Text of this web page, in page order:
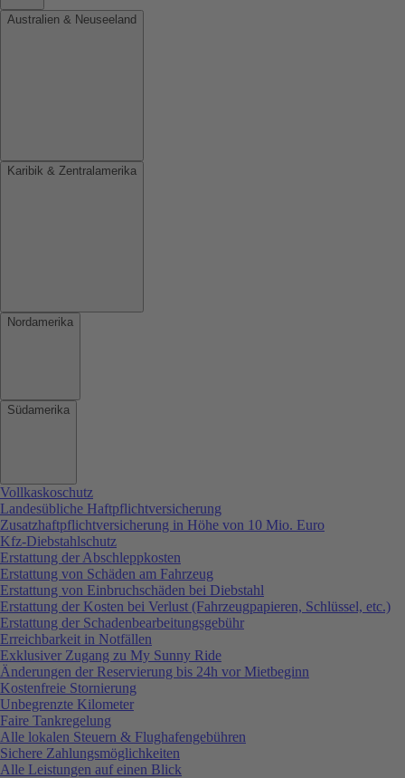
Australien & Neuseeland
Karibik & Zentralamerika
Nordamerika
Südamerika
Vollkaskoschutz
Landesübliche Haftpflichtversicherung
Zusatzhaftpflichtversicherung in Höhe von 10 Mio. Euro
Kfz-Diebstahlschutz
Erstattung der Abschleppkosten
Erstattung von Schäden am Fahrzeug
Erstattung von Einbruchschäden bei Diebstahl
Erstattung der Kosten bei Verlust (Fahrzeugpapieren, Schlüssel, etc.)
Erstattung der Schadenbearbeitungsgebühr
Erreichbarkeit in Notfällen
Exklusiver Zugang zu My Sunny Ride
Änderungen der Reservierung bis 24h vor Mietbeginn
Kostenfreie Stornierung
Unbegrenzte Kilometer
Faire Tankregelung
Alle lokalen Steuern & Flughafengebühren
Sichere Zahlungsmöglichkeiten
Alle Leistungen auf einen Blick